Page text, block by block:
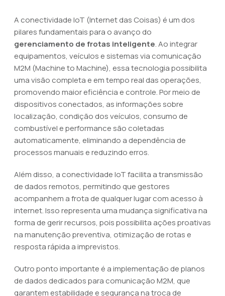
A conectividade IoT (Internet das Coisas) é um dos
pilares fundamentais para o avanço do
gerenciamento de frotas inteligente. Ao integrar
equipamentos, veículos e sistemas via comunicação
M2M (Machine to Machine), essa tecnologia possibilita
uma visão completa e em tempo real das operações,
promovendo maior eficiência e controle. Por meio de
dispositivos conectados, as informações sobre
localização, condição dos veículos, consumo de
combustível e performance são coletadas
automaticamente, eliminando a dependência de
processos manuais e reduzindo erros.
Além disso, a conectividade IoT facilita a transmissão
de dados remotos, permitindo que gestores
acompanhem a frota de qualquer lugar com acesso à
internet. Isso representa uma mudança significativa na
forma de gerir recursos, pois possibilita ações proativas
na manutenção preventiva, otimização de rotas e
resposta rápida a imprevistos.
Outro ponto importante é a implementação de planos
de dados dedicados para comunicação M2M, que
garantem estabilidade e segurança na troca de